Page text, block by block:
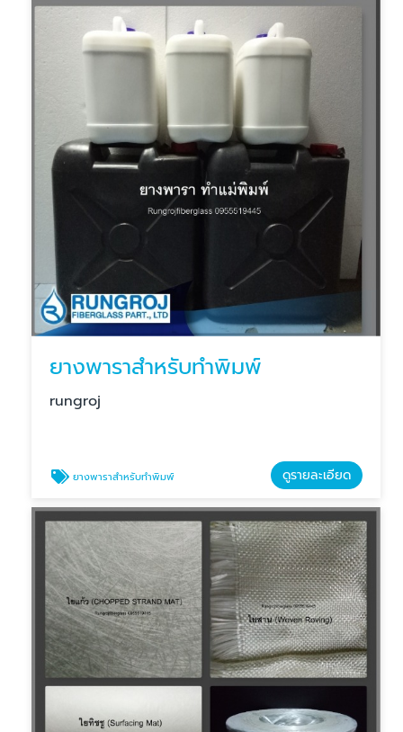
ยางพาราสำหรับทำพิมพ์
rungroj
ยางพาราสำหรับทำพิมพ์ ดูรายละเอียด